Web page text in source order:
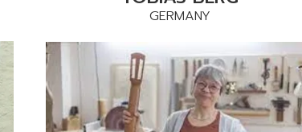
GERMANY